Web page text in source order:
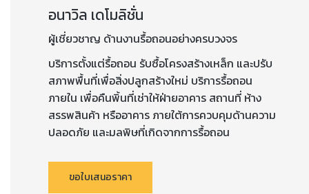
อนาวิล เดโมลิชั่น
ผู้เชี่ยวชาญ ด้านงานรื้อถอนอย่างครบวงจร
บริการตั้งแต่รื้อถอน รับซื้อโครงสร้างเหล็ก และปรับ
สภาพพื้นที่เพื่อสิ่งปลูกสร้างใหม่ บริการรื้อถอน
ภายใน เพื่อคืนพิ้นที่เช่าให้ฝ่ายอาคาร สถานที่ ห้าง
สรรพสินค้า หรืออาคาร ภายใต้การควบคุมด้านความ
ปลอดภัย และมลพิษที่เกิดจากการรื้อถอน
ขอใบเสนอราคา